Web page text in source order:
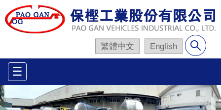
繁體中文 English
☰